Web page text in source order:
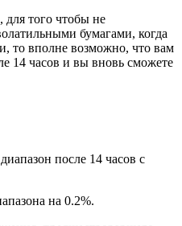
для того чтобы не
бумагами, когда
то вполне возможно, что вам
14 часов и вы вновь сможете
после 14 часов с
на 0.2%.